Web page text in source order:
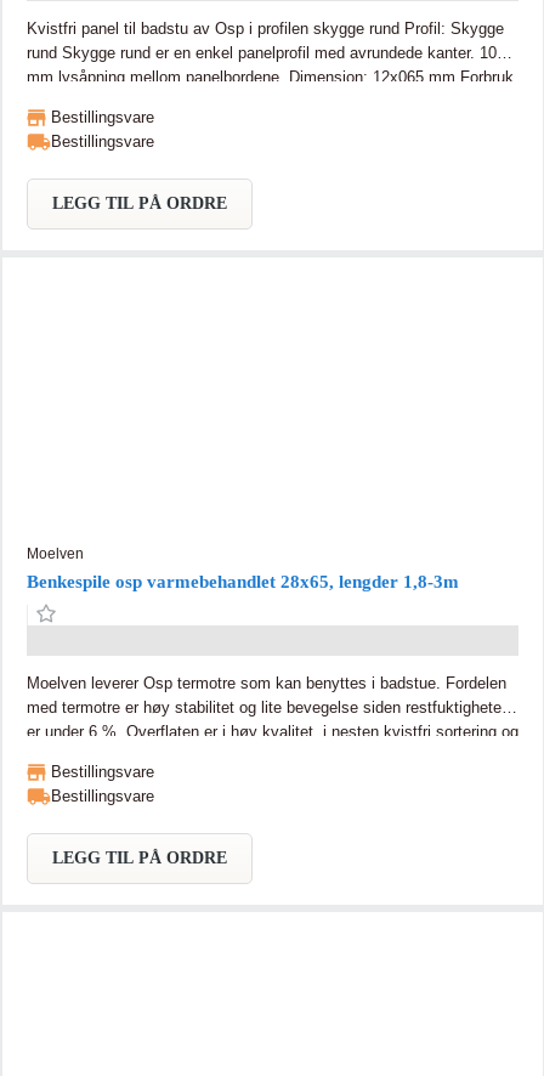
Kvistfri panel til badstu av Osp i profilen skygge rund Profil: Skygge
rund Skygge rund er en enkel panelprofil med avrundede kanter. 10
mm lysåpning mellom panelbordene. Dimensjon: 12x065 mm Forbruk
Bestillingsvare
Bestillingsvare
LEGG TIL PÅ ORDRE
Moelven
Benkespile osp varmebehandlet 28x65, lengder 1,8-3m
Moelven leverer Osp termotre som kan benyttes i badstue. Fordelen
med termotre er høy stabilitet og lite bevegelse siden restfuktigheten
er under 6 %. Overflaten er i høy kvalitet, i nesten kvistfri sortering og
benyttes i badstue. Fordelen med termotre er høy stabilitet og lite
bevegelse siden restfuktigheten er under 6 %. Overflaten er i høy
Bestillingsvare
Bestillingsvare
LEGG TIL PÅ ORDRE